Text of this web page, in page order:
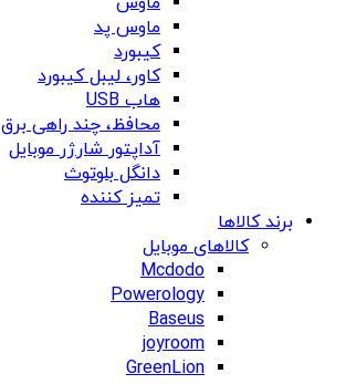
ماوس پد
کیبورد
کاور، لیبل کیبورد
هاب USB
محافظ، چند راهی برق
آداپتور شارژر موبایل
دانگل بلوتوث
تمیز کننده
برند کالاها
کالاهای موبایل
Mcdodo
Powerology
Baseus
joyroom
GreenLion